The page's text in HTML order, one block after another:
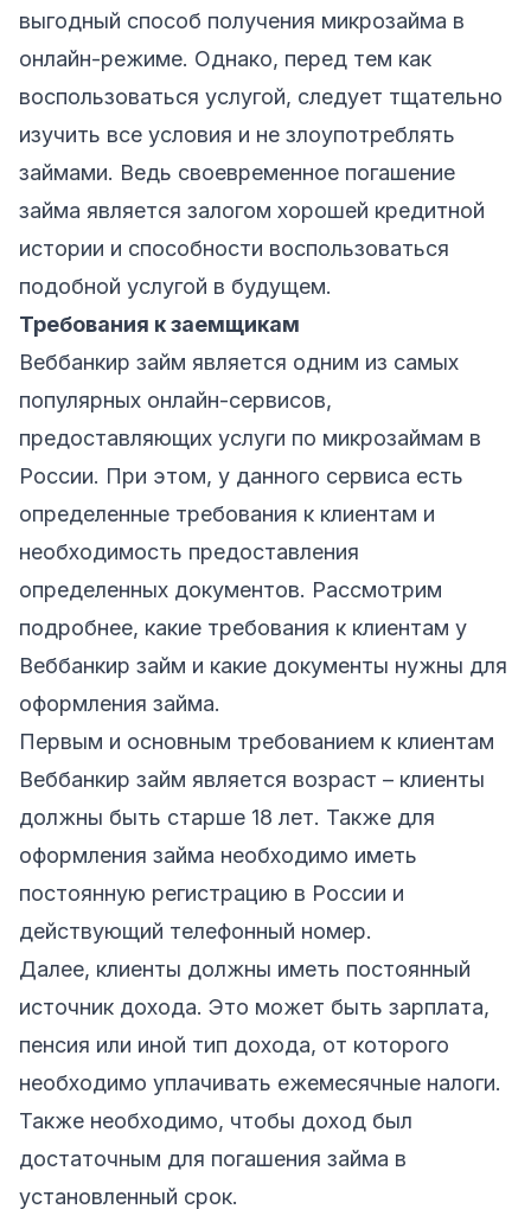
выгодный способ получения микрозайма в
онлайн-режиме. Однако, перед тем как
воспользоваться услугой, следует тщательно
изучить все условия и не злоупотреблять
займами. Ведь своевременное погашение
займа является залогом хорошей кредитной
истории и способности воспользоваться
подобной услугой в будущем.
Требования к заемщикам
Веббанкир займ является одним из самых
популярных онлайн-сервисов,
предоставляющих услуги по микрозаймам в
России. При этом, у данного сервиса есть
определенные требования к клиентам и
необходимость предоставления
определенных документов. Рассмотрим
подробнее, какие требования к клиентам у
Веббанкир займ и какие документы нужны для
оформления займа.
Первым и основным требованием к клиентам
Веббанкир займ является возраст – клиенты
должны быть старше 18 лет. Также для
оформления займа необходимо иметь
постоянную регистрацию в России и
действующий телефонный номер.
Далее, клиенты должны иметь постоянный
источник дохода. Это может быть зарплата,
пенсия или иной тип дохода, от которого
необходимо уплачивать ежемесячные налоги.
Также необходимо, чтобы доход был
достаточным для погашения займа в
установленный срок.